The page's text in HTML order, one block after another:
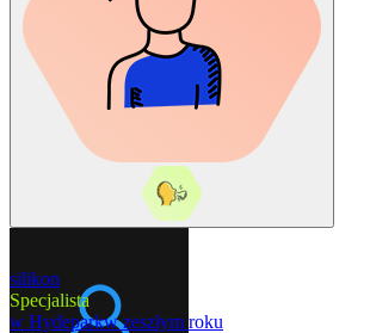
silikon
Specjalista
w Hydeparkw zeszłym roku